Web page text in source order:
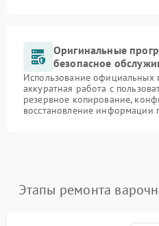
Оригинальные
безопасное
Использование официальных
аккуратная работа с
резервное копирование,
восстановление информации
Этапы ремонта